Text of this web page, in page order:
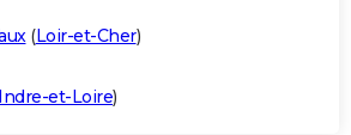
(Loir-et-Cher)
et-Loire)